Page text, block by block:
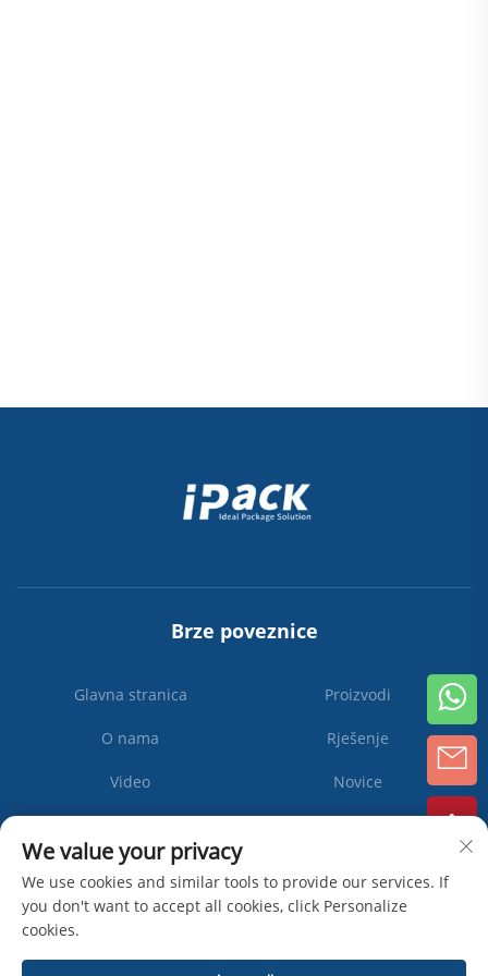
Brze poveznice
Glavna stranica Proizvodi
O nama Rješenje
Video Novice
We value your privacy
We use cookies and similar tools to provide our services. If
you don't want to accept all cookies, click Personalize
cookies.